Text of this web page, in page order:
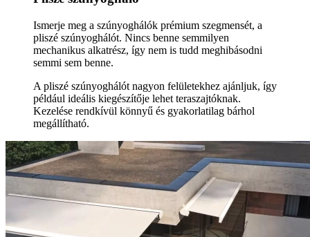
Ismerje meg a szúnyoghálók prémium szegmensét, a
pliszé szúnyoghálót. Nincs benne semmilyen
mechanikus alkatrész, így nem is tudd meghibásodni
semmi sem benne.
A pliszé szúnyoghálót nagyon felületekhez ajánljuk, így
például ideális kiegészítője lehet teraszajtóknak.
Kezelése rendkívül könnyű és gyakorlatilag bárhol
megállítható.